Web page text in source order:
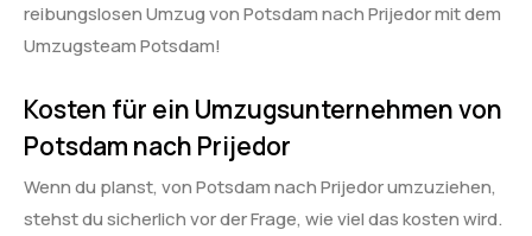
reibungslosen Umzug von Potsdam nach Prijedor mit dem
Umzugsteam Potsdam!
Kosten für ein Umzugsunternehmen von
Potsdam nach Prijedor
Wenn du planst, von Potsdam nach Prijedor umzuziehen,
stehst du sicherlich vor der Frage, wie viel das kosten wird.